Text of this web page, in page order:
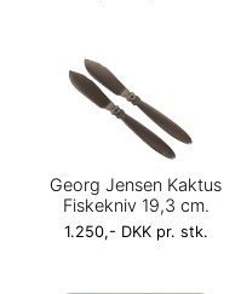
Georg Jensen Kaktus
Fiskekniv 19,3 cm.
1.250,- DKK pr. stk.